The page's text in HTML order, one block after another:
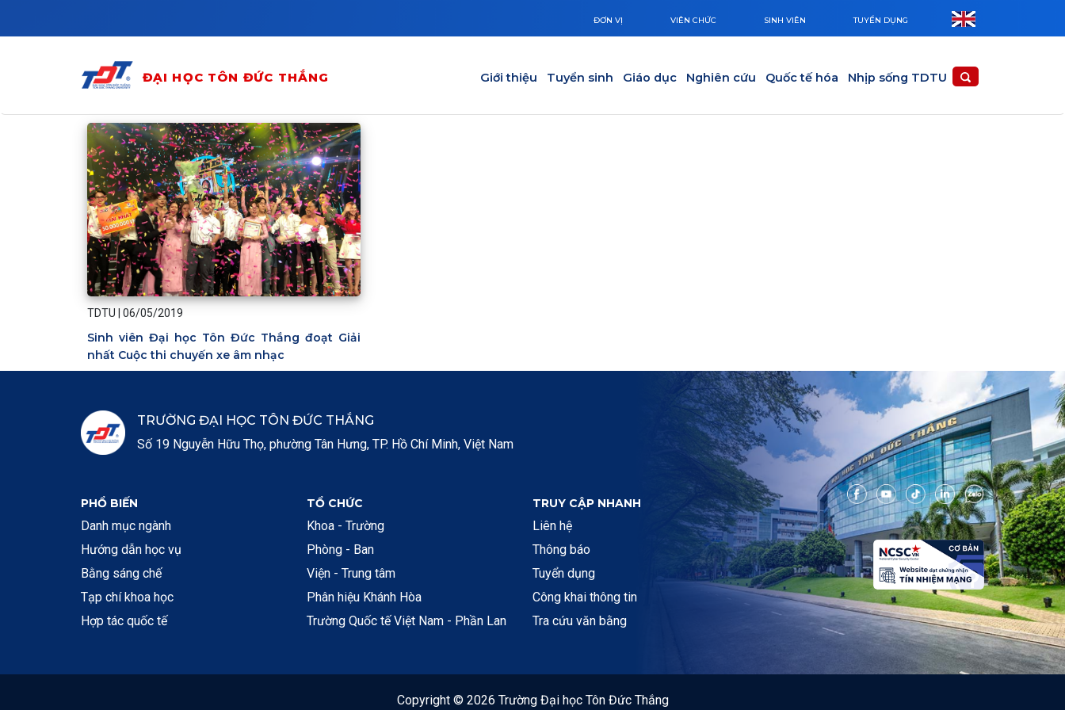
ĐƠN VỊ VIÊN CHỨC SINH VIÊN TUYỂN DỤNG
ĐẠI HỌC TÔN ĐỨC THẮNG Giới thiệu Tuyển sinh Giáo dục Nghiên cứu Quốc tế hóa Nhịp sống TDTU
TDTU 06/05/2019
Sinh viên Đại học Tôn Đức Thắng đoạt Giải
nhất Cuộc thi chuyến xe âm nhạc
TRƯỜNG ĐẠI HỌC TÔN ĐỨC THẮNG
Số 19 Nguyễn Hữu Thọ, phường Tân Hưng, TP. Hồ Chí Minh, Việt Nam
PHỔ BIẾN
Danh mục ngành
Hướng dẫn học vụ
Bằng sáng chế
Tạp chí khoa học
Hợp tác quốc tế
TỔ CHỨC
Khoa - Trường
Phòng - Ban
Viện - Trung tâm
Phân hiệu Khánh Hòa
Trường Quốc tế Việt Nam - Phần Lan
TRUY CẬP NHANH
Liên hệ
Thông báo
Tuyển dụng
Công khai thông tin
Tra cứu văn bằng
Copyright © 2026 Trường Đại học Tôn Đức Thắng